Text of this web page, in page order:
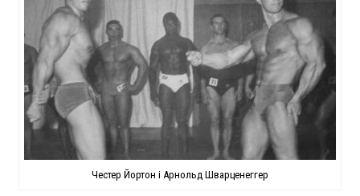
Честер Йортон і Арнольд Шварценеггер